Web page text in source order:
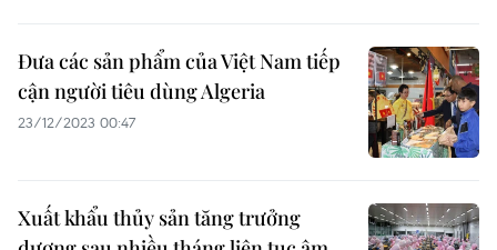
Đưa các sản phẩm của Việt Nam tiếp
cận người tiêu dùng Algeria
23/12/2023 00:47
Xuất khẩu thủy sản tăng trưởng